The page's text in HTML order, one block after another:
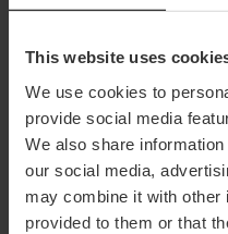
This website uses
We use cookies to
provide social media
We also share
our social media,
may combine it with other
provided to them or that
giorno sarà illuminata
Giovedì 9 ottobre